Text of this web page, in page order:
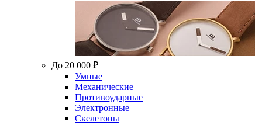
До 20 000 ₽
Умные
Механические
Противоударные
Электронные
Скелетоны